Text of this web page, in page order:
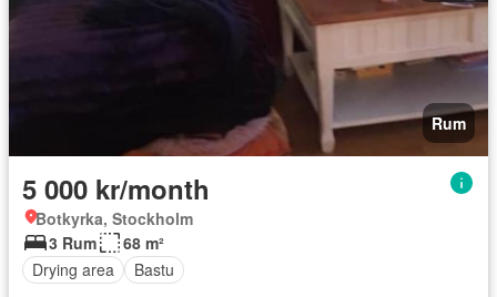
Rum
5 000 kr/month
Botkyrka, Stockholm
3 Rum
68 m²
Drying area
Bastu